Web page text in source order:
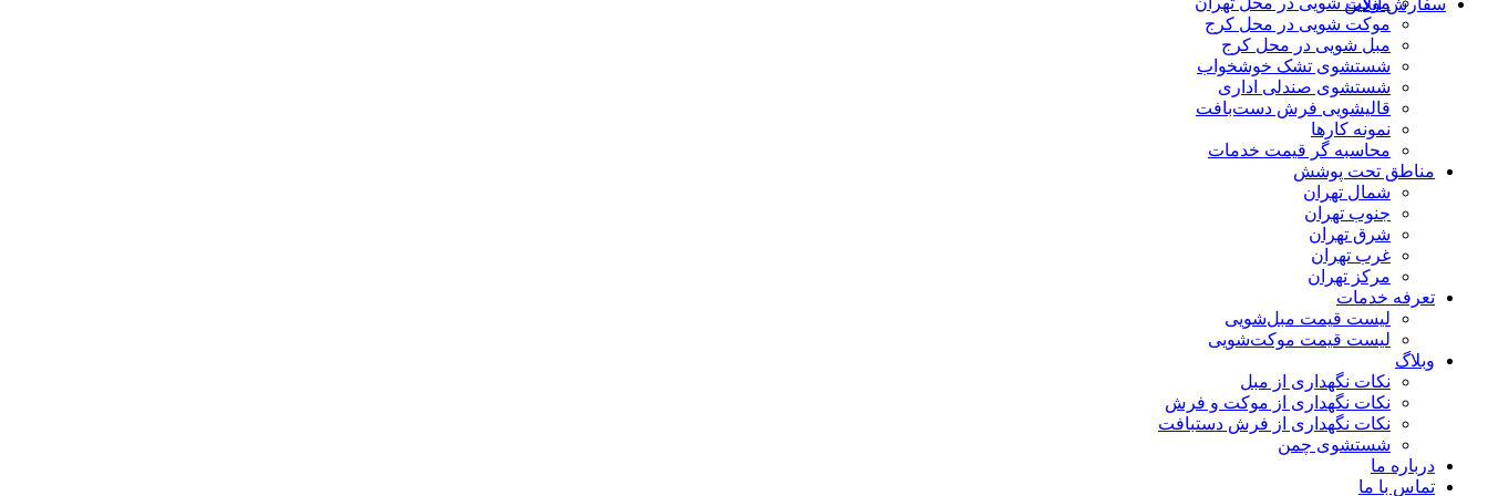
سفارش آنلاین
موکت شویی در محل کرج
مبل شویی در محل کرج
شستشوی تشک خوشخواب
شستشوی صندلی اداری
قالیشویی فرش دست‌بافت
نمونه کارها
محاسبه گر قیمت خدمات
مناطق تحت پوشش
شمال تهران
جنوب تهران
شرق تهران
غرب تهران
مرکز تهران
تعرفه خدمات
لیست قیمت مبل‌شویی
لیست قیمت موکت‌شویی
وبلاگ
نکات نگهداری از مبل
نکات نگهداری از موکت و فرش
نکات نگهداری از فرش دستبافت
شستشوی چمن
درباره ما
تماس با ما